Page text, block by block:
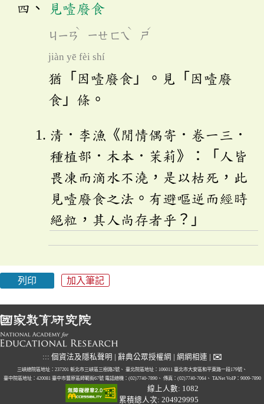
見噎廢食
ㄐㄧㄢ
ˋ
ㄧㄝ ㄈㄟ
ˋ
ㄕ
ˊ
jiàn yē fèi shí
猶「因噎廢食」。見「因噎廢
食」條。
清．李漁《閒情偶寄．卷一三．
種植部．木本．茉莉》：「人皆
畏凍而滴水不澆，是以枯死，此
見噎廢食之法。有避嘔逆而經時
絕粒，其人尚存者乎？」
列印 加入筆記
::: 個資法及隱私聲明 辭典公眾授權網 網網相連 ✉
三峽總院區地址：237201 新北市三峽區三樹路2號、 臺北院區地址：106011 臺北市大安區和平東路一段179號、
臺中院區地址：420081 臺中市豐原區師範街67號 電話總機：(02)7740-7890、 傳真：(02)7740-7064、 TANet VoIP：9009-7890
線上人數: 1082
累積總人次: 204929995